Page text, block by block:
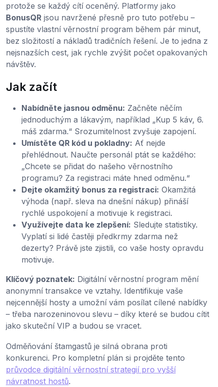
protože se každý cítí oceněný. Platformy jako
BonusQR jsou navržené přesně pro tuto potřebu –
spustíte vlastní věrnostní program během pár minut,
bez složitostí a nákladů tradičních řešení. Je to jedna z
nejsnazších cest, jak rychle zvýšit počet opakovaných
návštěv.
Jak začít
Nabídněte jasnou odměnu: Začněte něčím
jednoduchým a lákavým, například „Kup 5 káv, 6.
máš zdarma.“ Srozumitelnost zvyšuje zapojení.
Umístěte QR kód u pokladny: Ať nejde
přehlédnout. Naučte personál ptát se každého:
„Chcete se přidat do našeho věrnostního
programu? Za registraci máte hned odměnu.“
Dejte okamžitý bonus za registraci: Okamžitá
výhoda (např. sleva na dnešní nákup) přináší
rychlé uspokojení a motivuje k registraci.
Využívejte data ke zlepšení: Sledujte statistiky.
Vyplatí si lidé častěji předkrmy zdarma než
dezerty? Právě jste zjistili, co vaše hosty opravdu
motivuje.
Klíčový poznatek: Digitální věrnostní program mění
anonymní transakce ve vztahy. Identifikuje vaše
nejcennější hosty a umožní vám posílat cílené nabídky
– třeba narozeninovou slevu – díky které se budou cítit
jako skuteční VIP a budou se vracet.
Odměňování štamgastů je silná obrana proti
konkurenci. Pro kompletní plán si projděte tento
průvodce digitální věrnostní strategií pro vyšší
návratnost hostů.